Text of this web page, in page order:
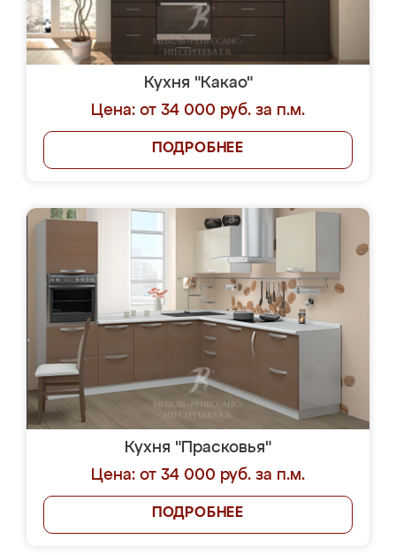
Кухня "Какао"
Цена: от 34 000 руб. за п.м.
ПОДРОБНЕЕ
Кухня "Прасковья"
Цена: от 34 000 руб. за п.м.
ПОДРОБНЕЕ